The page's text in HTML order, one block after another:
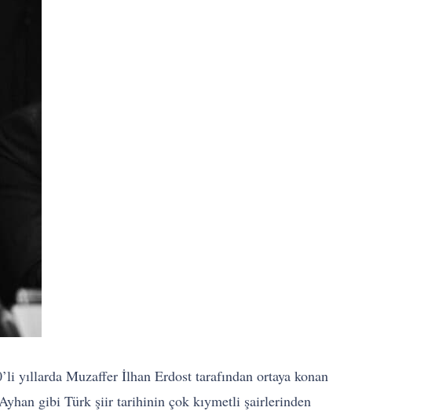
yıllarda Muzaffer İlhan Erdost tarafından ortaya konan
gibi Türk şiir tarihinin çok kıymetli şairlerinden